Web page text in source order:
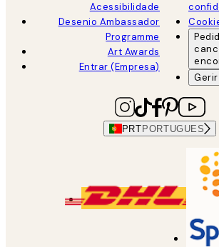
Acessibilidade
Desenio Ambassador
Programme
Art Awards
Entrar (Empresa)
PRT PORTUGUES